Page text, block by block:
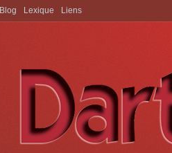
Lexique Liens